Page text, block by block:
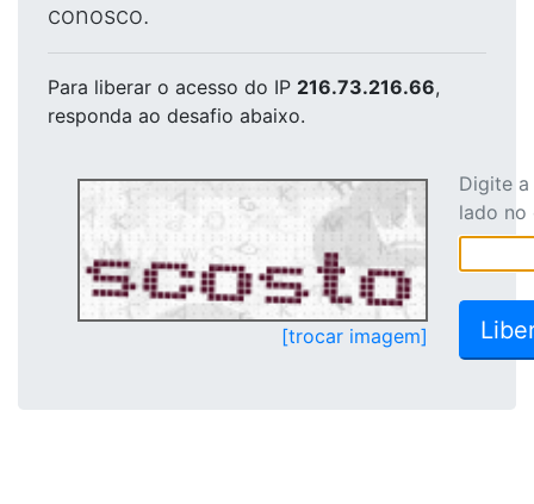
conosco.
Para liberar o acesso do IP 216.73.216.66,
responda ao desafio abaixo.
[trocar imagem]
Digite
lado no